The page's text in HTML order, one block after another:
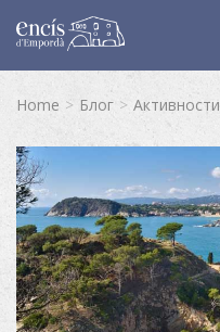
Home Блог Активности